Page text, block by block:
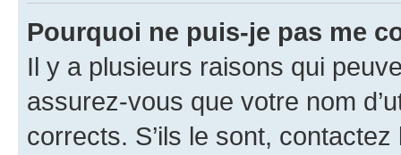
Pourquoi ne puis-je pas me
Il y a plusieurs raisons qui
assurez-vous que votre nom
corrects. S’ils le sont,